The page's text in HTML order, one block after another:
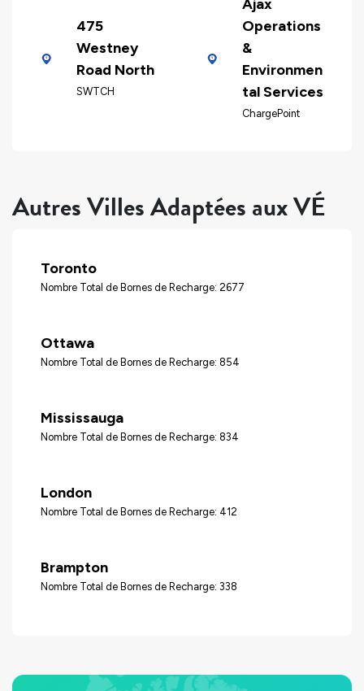
475
Westney
Road North
SWTCH
Ajax
Operations
&
Environmen
tal Services
ChargePoint
Autres Villes Adaptées aux VÉ
Toronto
Nombre Total de Bornes de Recharge: 2677
Ottawa
Nombre Total de Bornes de Recharge: 854
Mississauga
Nombre Total de Bornes de Recharge: 834
London
Nombre Total de Bornes de Recharge: 412
Brampton
Nombre Total de Bornes de Recharge: 338